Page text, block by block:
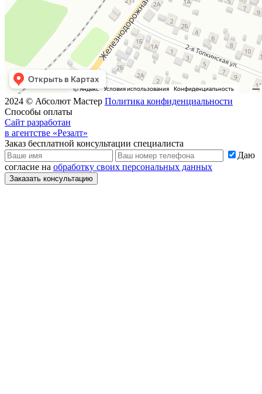
2024 © Абсолют Мастер Политика конфиденциальности
Способы оплаты
Сайт разработан
в агентстве «Резалт»
Заказ бесплатной консультации специалиста
Даю
согласие на обработку своих персональных данных
Заказать консультацию